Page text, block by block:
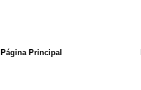
Página Principal